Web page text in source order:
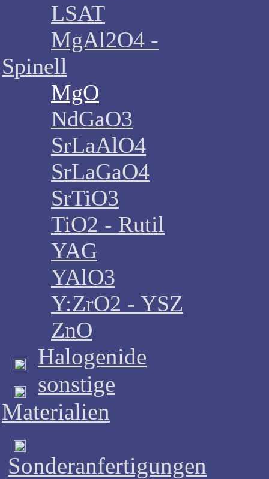
LSAT
MgAl2O4 -
Spinell
MgO
NdGaO3
SrLaAlO4
SrLaGaO4
SrTiO3
TiO2 - Rutil
YAG
YAlO3
Y:ZrO2 - YSZ
ZnO
Halogenide
sonstige
Materialien
Sonderanfertigungen